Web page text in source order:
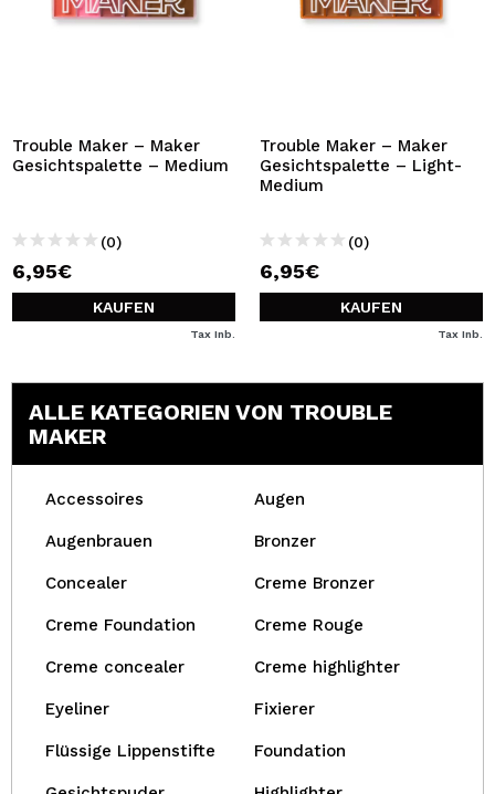
Trouble Maker – Maker
Gesichtspalette – Medium
(0)
6,95€
KAUFEN
Tax Inb.
Trouble Maker – Maker
Gesichtspalette – Light-
Medium
(0)
6,95€
KAUFEN
Tax Inb.
ALLE KATEGORIEN VON TROUBLE
MAKER
Accessoires Augen
Augenbrauen Bronzer
Concealer Creme Bronzer
Creme Foundation Creme Rouge
Creme concealer Creme highlighter
Eyeliner Fixierer
Flüssige Lippenstifte Foundation